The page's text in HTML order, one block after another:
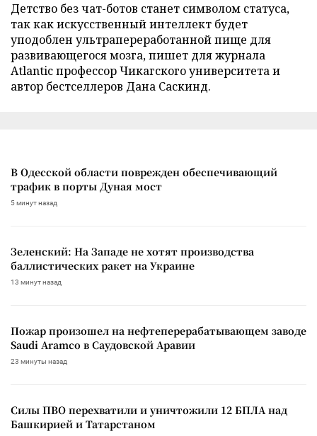
Детство без чат-ботов станет символом статуса,
так как искусственный интеллект будет
уподоблен ультрапереработанной пище для
развивающегося мозга, пишет для журнала
Atlantic профессор Чикагского университета и
автор бестселлеров Дана Саскинд.
В Одесской области поврежден обеспечивающий
трафик в порты Дуная мост
5 минут назад
Зеленский: На Западе не хотят производства
баллистических ракет на Украине
13 минут назад
Пожар произошел на нефтеперерабатывающем заводе
Saudi Aramco в Саудовской Аравии
23 минуты назад
Силы ПВО перехватили и уничтожили 12 БПЛА над
Башкирией и Татарстаном